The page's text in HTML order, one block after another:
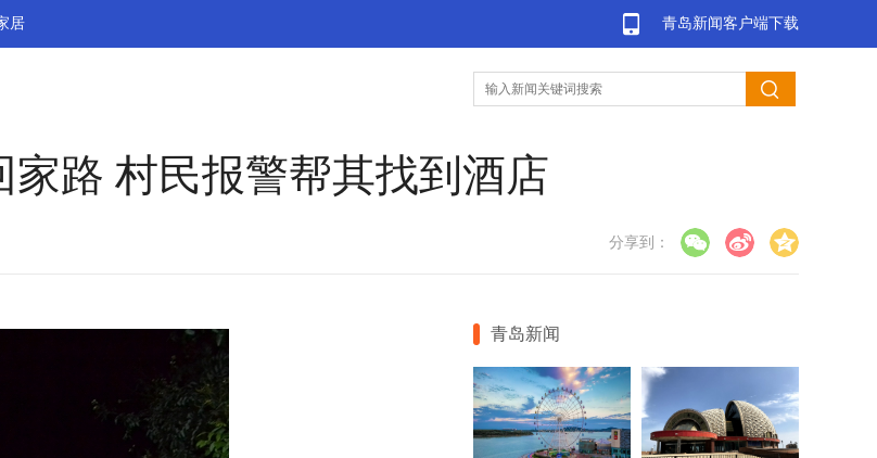
青岛新闻客户端下载
居
路 村民报警帮其找到酒店
分享到：
青岛新闻